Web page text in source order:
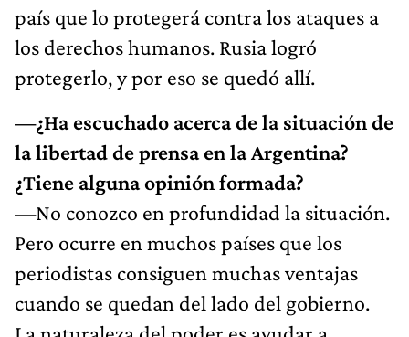
país que lo protegerá contra los ataques a
los derechos humanos. Rusia logró
protegerlo, y por eso se quedó allí.
—¿Ha escuchado acerca de la situación de
la libertad de prensa en la Argentina?
¿Tiene alguna opinión formada?
—No conozco en profundidad la situación.
Pero ocurre en muchos países que los
periodistas consiguen muchas ventajas
cuando se quedan del lado del gobierno.